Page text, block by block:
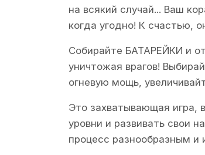
на всякий случай... Ваш
когда угодно! К счастью,
Собирайте БАТАРЕЙКИ и
уничтожая врагов!
огневую мощь,
Это захватывающая игра,
уровни и развивать свои
процесс разнообразным и